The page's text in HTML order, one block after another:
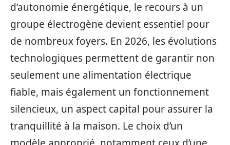
d’autonomie énergétique, le recours à un
groupe électrogène devient essentiel pour
de nombreux foyers. En 2026, les évolutions
technologiques permettent de garantir non
seulement une alimentation électrique
fiable, mais également un fonctionnement
silencieux, un aspect capital pour assurer la
tranquillité à la maison. Le choix d’un